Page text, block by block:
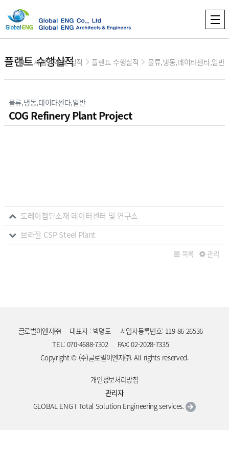
플랜트 수행실적
사업영역 및 실적 플랜트 수행실적 물류,냉동,데이타센타,일반
물류,냉동,데이타센타,일반분류
COG Refinery Plant Project
관련자료
도레이첨단소재 데이터센터 및 연구소
브라질 CSP Steel Plant
목록 관리
글로벌이엔지㈜ 대표자 : 박명도
사업자등록번호: 119-86-26536
TEL: 070-4688-7302
FAX: 02-2028-7335
Copyright © (주)글로벌이엔지㈜. All rights reserved.
개인정보처리방침
관리자
GLOBAL ENG I Total Solution Engineering services.